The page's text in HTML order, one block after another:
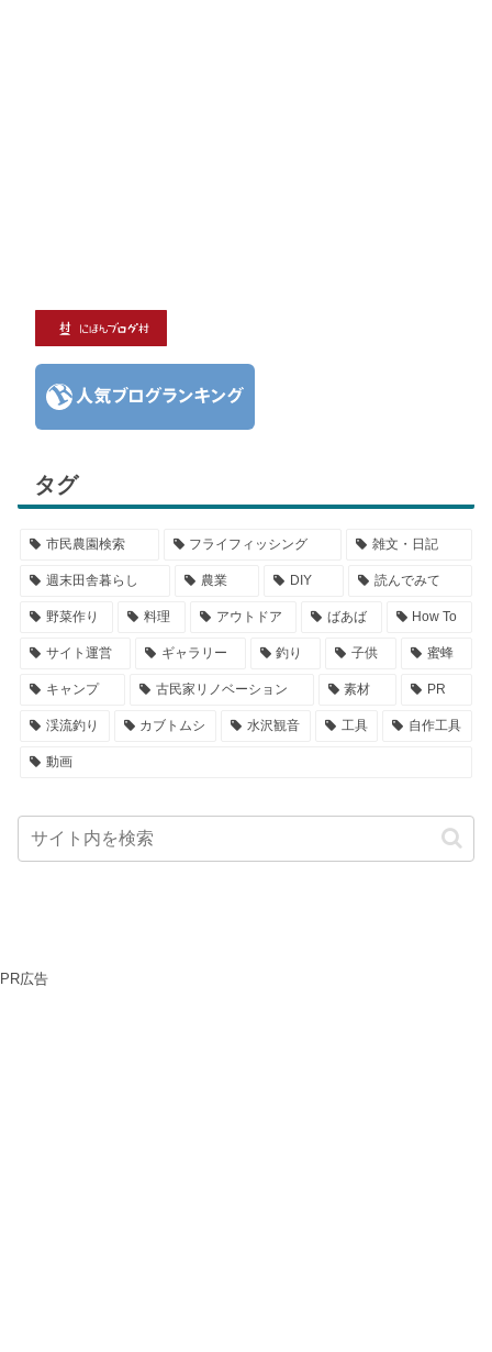
タグ
市民農園検索 フライフィッシング 雑文・日記
週末田舎暮らし 農業 DIY 読んでみて
野菜作り 料理 アウトドア ばあば How To
サイト運営 ギャラリー 釣り 子供 蜜蜂
キャンプ 古民家リノベーション 素材 PR
渓流釣り カブトムシ 水沢観音 工具 自作工具
動画
PR広告